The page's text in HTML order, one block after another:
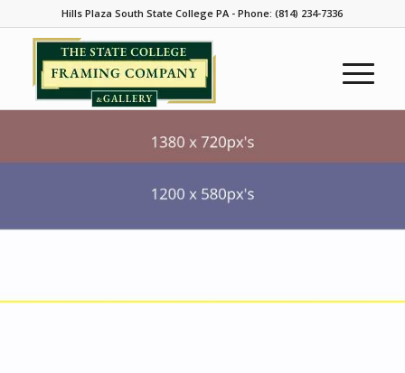
Hills Plaza South State College PA - Phone: (814) 234-7336